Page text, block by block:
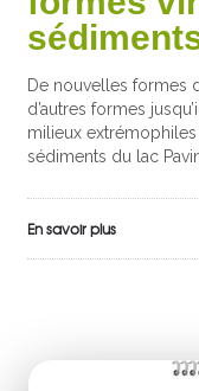
De nouvelles formes
d’autres formes
milieux
sédiments du lac
En savoir plus